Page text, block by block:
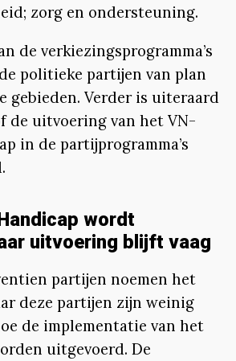
zorg en ondersteuning.
de verkiezingsprogramma’s
politieke partijen van plan
gebieden. Verder is uiteraard
de uitvoering van het VN-
in de partijprogramma’s
wordt
uitvoering blijft vaag
partijen noemen het
deze partijen zijn weinig
de implementatie van het
uitgevoerd. De